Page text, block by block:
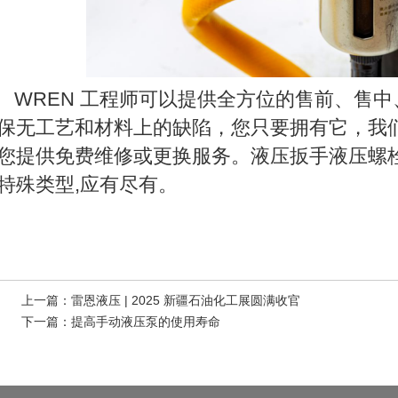
工程师可以提供全方位的售前、售中
无工艺和材料上的缺陷，您只要拥有它，
提供免费维修或更换服务。液压扳手液压
殊类型,应有尽有。
上一篇： 雷恩液压 | 2025 新疆石油化工展圆满收官
下一篇： 提高手动液压泵的使用寿命